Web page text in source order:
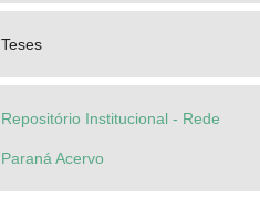
Teses
Repositório Institucional - Rede
Paraná Acervo